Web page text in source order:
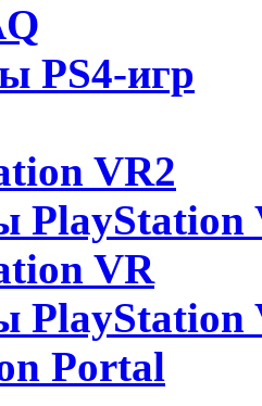
PS4-игр
VR2
PlayStation
VR
PlayStation
Portal